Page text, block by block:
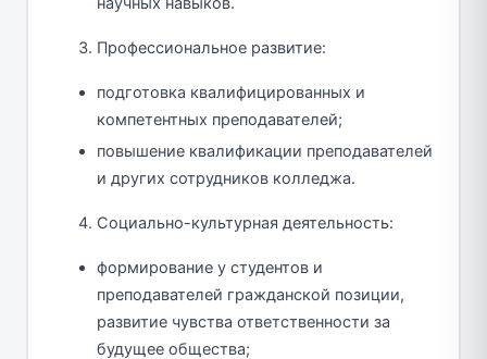
Профессиональное развитие:
подготовка квалифицированных и
компетентных преподавателей;
повышение квалификации преподавателей
и других сотрудников колледжа.
Социально-культурная деятельность:
формирование у студентов и
преподавателей гражданской позиции,
развитие чувства ответственности за
будущее общества;